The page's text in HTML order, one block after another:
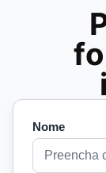
Nome